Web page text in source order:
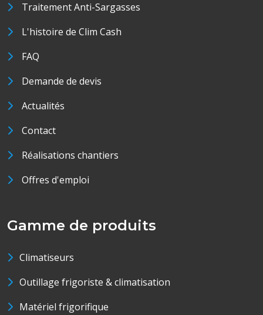
Traitement Anti-Sargasses
L'histoire de Clim Cash
FAQ
Demande de devis
Actualités
Contact
Réalisations chantiers
Offres d'emploi
Gamme de produits
Climatiseurs
Outillage frigoriste & climatisation
Matériel frigorifique